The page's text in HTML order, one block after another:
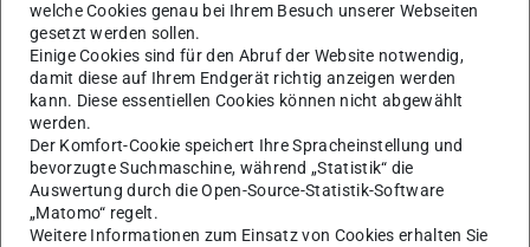
(Privat / Particular)
Am Mühlberg 54
64354 Reinheim
Lebenslauf / Curriculum Vitae
welche Cookies genau bei Ihrem Besuch unserer Webseiten
gesetzt werden sollen.
Einige Cookies sind für den Abruf der Website notwendig,
damit diese auf Ihrem Endgerät richtig anzeigen werden
kann. Diese essentiellen Cookies können nicht abgewählt
werden.
Der Komfort-Cookie speichert Ihre Spracheinstellung und
bevorzugte Suchmaschine, während „Statistik“ die
Auswertung durch die Open-Source-Statistik-Software
„Matomo“ regelt.
Weitere Informationen zum Einsatz von Cookies erhalten Sie